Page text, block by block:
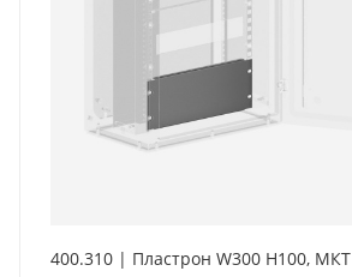
400.310 | Пластрон W300 H100, МКТ